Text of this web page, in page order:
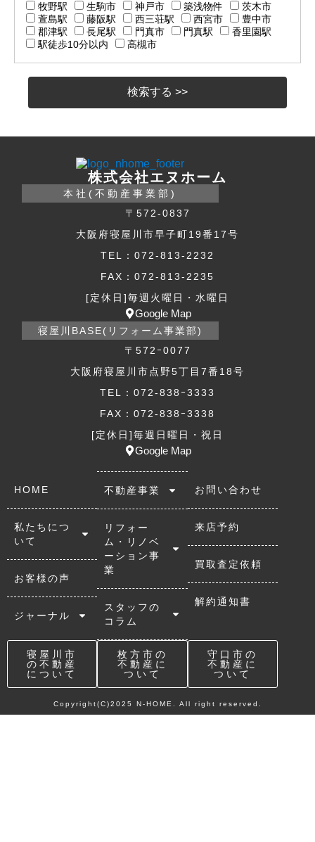
牧野駅 生駒市 神戸市 築浅物件
茨木市
萱島駅
藤阪駅 西三荘駅 西宮市
豊中市
郡津駅
長尾駅 門真市 門真駅
香里園駅
駅徒歩10分以内
高槻市
株式会社エヌホーム
本社(不動産事業部)
〒572-0837
大阪府寝屋川市早子町19番17号
TEL：072-813-2232
FAX：072-813-2235
[定休日]毎週火曜日・水曜日
Google Map
寝屋川BASE(リフォーム事業部)
〒572ｰ0077
大阪府寝屋川市点野5丁目7番18号
TEL：072-838ｰ3333
FAX：072-838ｰ3338
[定休日]毎週日曜日・祝日
Google Map
HOME
私たちにつ
いて
お客様の声
ジャーナル
不動産事業
リフォー
ム・リノベ
ーション事
業
スタッフの
コラム
お問い合わせ
来店予約
買取査定依頼
解約通知書
寝屋川市
の不動産
について
枚方市の
不動産に
ついて
守口市の
不動産に
ついて
Copyright(C)2025 N-HOME. All right reserved.